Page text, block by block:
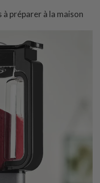
à préparer à la maison